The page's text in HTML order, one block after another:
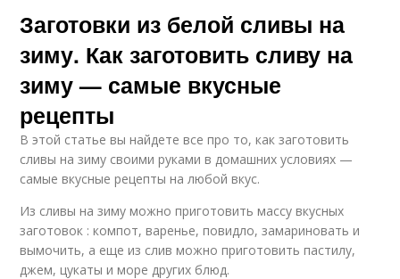
Заготовки из белой сливы на
зиму. Как заготовить сливу на
зиму — самые вкусные
рецепты
В этой статье вы найдете все про то, как заготовить
сливы на зиму своими руками в домашних условиях —
самые вкусные рецепты на любой вкус.
Из сливы на зиму можно приготовить массу вкусных
заготовок : компот, варенье, повидло, замариновать и
вымочить, а еще из слив можно приготовить пастилу,
джем, цукаты и море других блюд.